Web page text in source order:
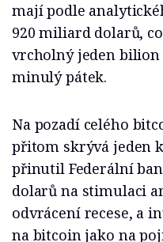
mají podle
920 miliard dolarů,
vrcholný jeden
minulý pátek.
Na pozadí celého
přitom skrývá jeden
přinutil Federální
dolarů na stimulaci
odvrácení recese, a
na bitcoin jako na